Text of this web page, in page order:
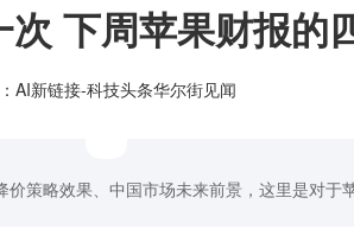
下周苹果财报的
AI新链接-科技头条华尔街见闻
策略效果、中国市场未来前景，这里是对于